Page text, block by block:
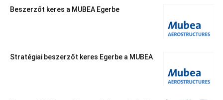
Beszerzőt keres a MUBEA Egerbe
Stratégiai beszerzőt keres Egerbe a MUBEA